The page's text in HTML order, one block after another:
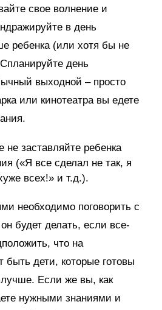
свое волнение и
в день
ребенка (или хотя бы не
день
выходной – просто
или кинотеатра вы едете
не заставляйте ребенка
(«Я все сделал не так, я
всех!» и т.д.).
необходимо поговорить с
будет делать, если все-
что на
быть дети, которые готовы
Если же вы, как
нужными знаниями и